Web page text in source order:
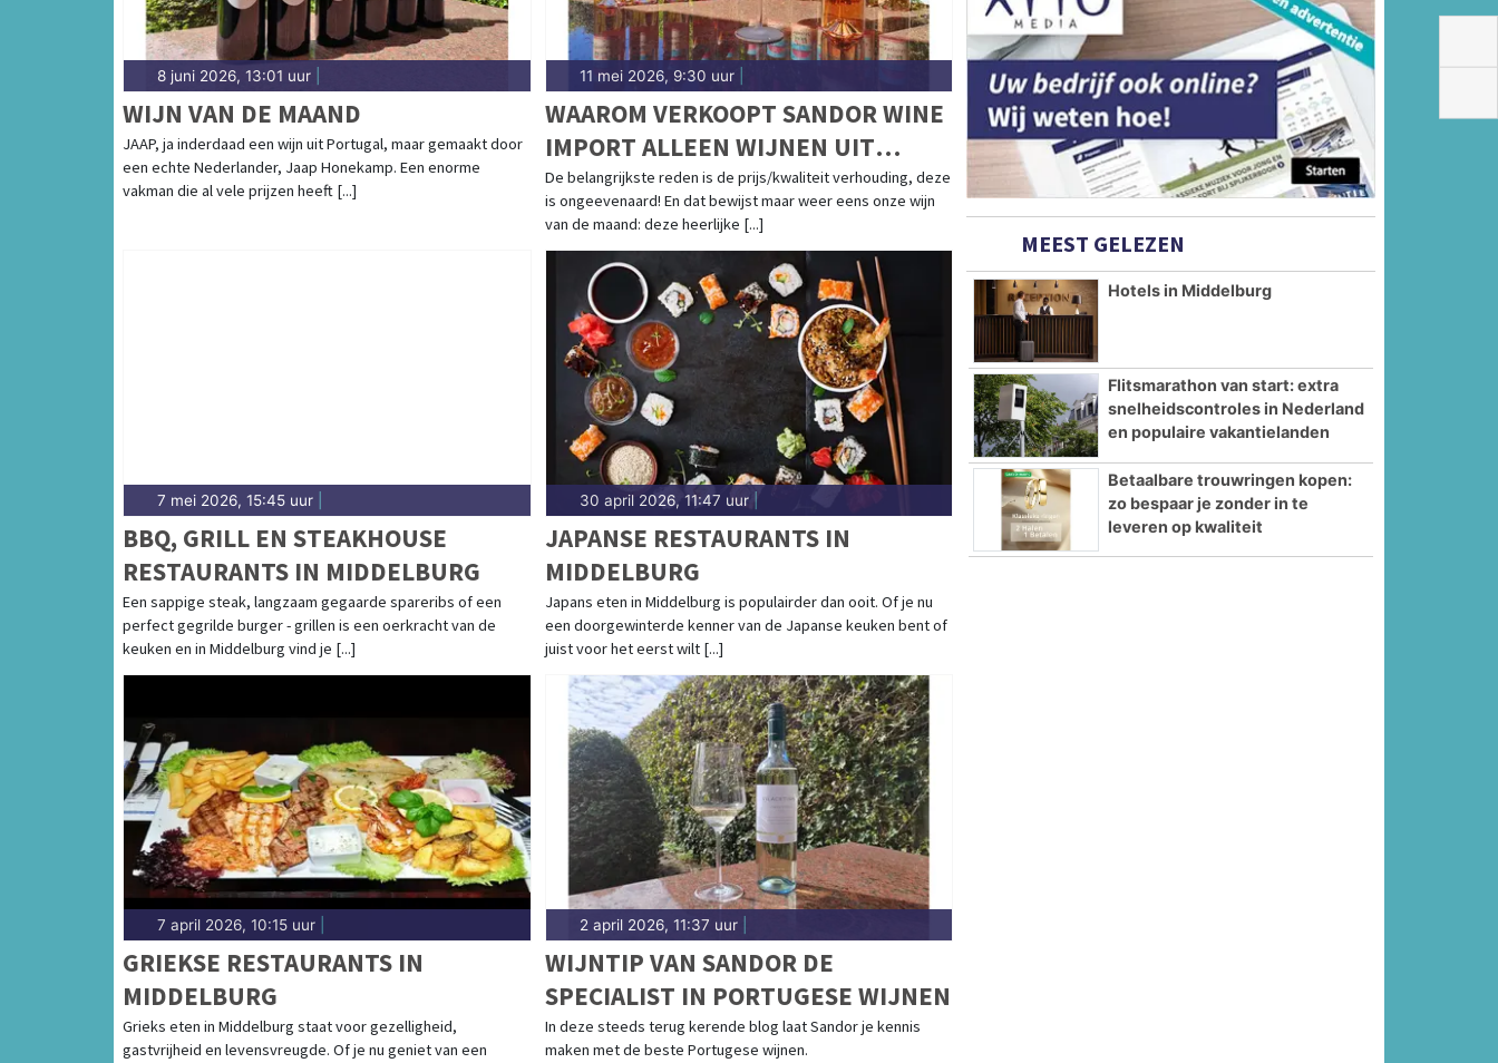
8 juni 2026, 13:01 uur
WIJN VAN DE MAAND
JAAP, ja inderdaad een wijn uit Portugal, maar gemaakt door
een echte Nederlander, Jaap Honekamp. Een enorme
vakman die al vele prijzen heeft [...]
11 mei 2026, 9:30 uur|
WAAROM VERKOOPT SANDOR WINE
IMPORT ALLEEN WIJNEN UIT
PORTUGAL?
De belangrijkste reden is de prijs/kwaliteit verhouding, deze
is ongeevenaard! En dat bewijst maar weer eens onze wijn
van de maand: deze heerlijke [...]
7 mei 2026, 15:45 uur
BBQ, GRILL EN STEAKHOUSE
RESTAURANTS IN MIDDELBURG
Een sappige steak, langzaam gegaarde spareribs of een
perfect gegrilde burger - grillen is een oerkracht van de
keuken en in Middelburg vind je [...]
30 april 2026, 11:47 uur|
JAPANSE RESTAURANTS IN
MIDDELBURG
Japans eten in Middelburg is populairder dan ooit. Of je nu
een doorgewinterde kenner van de Japanse keuken bent of
juist voor het eerst wilt [...]
7 april 2026, 10:15 uur
GRIEKSE RESTAURANTS IN
MIDDELBURG
Grieks eten in Middelburg staat voor gezelligheid,
gastvrijheid en levensvreugde. Of je nu geniet van een
2 april 2026, 11:37 uur|
WIJNTIP VAN SANDOR DE
SPECIALIST IN PORTUGESE WIJNEN
In deze steeds terug kerende blog laat Sandor je kennis
maken met de beste Portugese wijnen.
MEEST GELEZEN
Hotels in Middelburg
Flitsmarathon van start: extra
snelheidscontroles in Nederland
en populaire vakantielanden
Betaalbare trouwringen kopen:
zo bespaar je zonder in te
leveren op kwaliteit